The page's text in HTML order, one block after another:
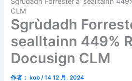
CLM
Sgrùdadh
sealltainn 449%
Docusign CLM
作者： kob/14 12 月, 2024